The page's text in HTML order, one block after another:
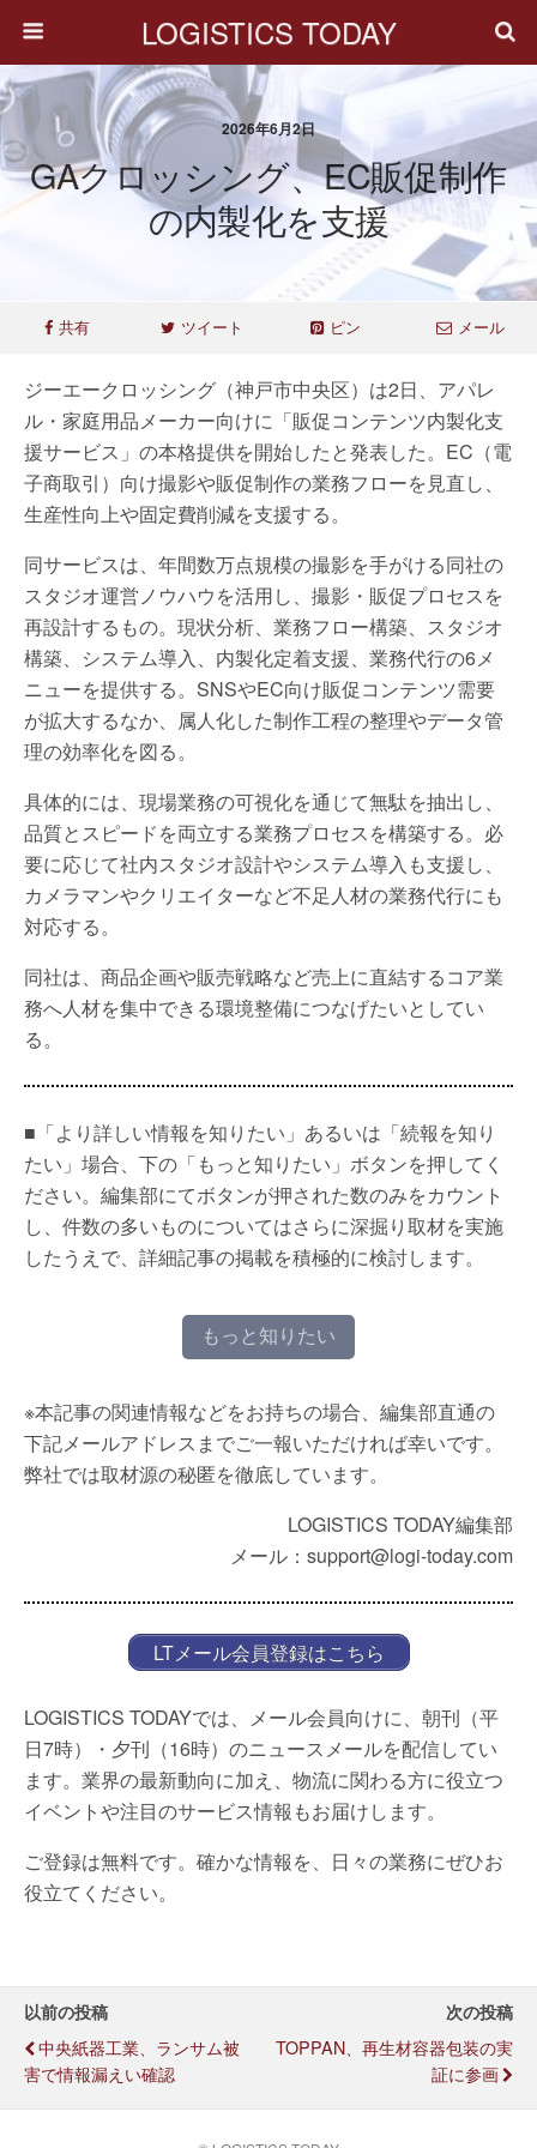
LOGISTICS TODAY
2026年6月2日
GAクロッシング、EC販促制作
の内製化を支援
共有 ツイート ピン メール
ジーエークロッシング（神戸市中央区）は2日、アパレ
ル・家庭用品メーカー向けに「販促コンテンツ内製化支
援サービス」の本格提供を開始したと発表した。EC（電
子商取引）向け撮影や販促制作の業務フローを見直し、
生産性向上や固定費削減を支援する。
同サービスは、年間数万点規模の撮影を手がける同社の
スタジオ運営ノウハウを活用し、撮影・販促プロセスを
再設計するもの。現状分析、業務フロー構築、スタジオ
構築、システム導入、内製化定着支援、業務代行の6メ
ニューを提供する。SNSやEC向け販促コンテンツ需要
が拡大するなか、属人化した制作工程の整理やデータ管
理の効率化を図る。
具体的には、現場業務の可視化を通じて無駄を抽出し、
品質とスピードを両立する業務プロセスを構築する。必
要に応じて社内スタジオ設計やシステム導入も支援し、
カメラマンやクリエイターなど不足人材の業務代行にも
対応する。
同社は、商品企画や販売戦略など売上に直結するコア業
務へ人材を集中できる環境整備につなげたいとしてい
る。
■「より詳しい情報を知りたい」あるいは「続報を知り
たい」場合、下の「もっと知りたい」ボタンを押してく
ださい。編集部にてボタンが押された数のみをカウント
し、件数の多いものについてはさらに深掘り取材を実施
したうえで、詳細記事の掲載を積極的に検討します。
もっと知りたい
※本記事の関連情報などをお持ちの場合、編集部直通の
下記メールアドレスまでご一報いただければ幸いです。
弊社では取材源の秘匿を徹底しています。
LOGISTICS TODAY編集部
メール：support@logi-today.com
LTメール会員登録はこちら
LOGISTICS TODAYでは、メール会員向けに、朝刊（平
日7時）・夕刊（16時）のニュースメールを配信してい
ます。業界の最新動向に加え、物流に関わる方に役立つ
イベントや注目のサービス情報もお届けします。
ご登録は無料です。確かな情報を、日々の業務にぜひお
役立てください。
以前の投稿
中央紙器工業、ランサム被
害で情報漏えい確認
次の投稿
TOPPAN、再生材容器包装の実
証に参画